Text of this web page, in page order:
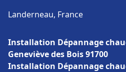
Landerneau, France
Installation Dépannage
Geneviève des Bois 91700
Installation Dépannage